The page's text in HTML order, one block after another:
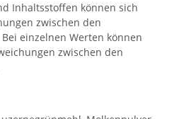
Inhaltsstoffen können sich
zwischen den
einzelnen Werten können
zwischen den